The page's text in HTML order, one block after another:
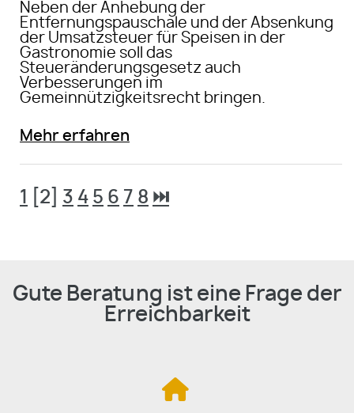
Neben der Anhebung der
Entfernungspauschale und der Absenkung
der Umsatzsteuer für Speisen in der
Gastronomie soll das
Steueränderungsgesetz auch
Verbesserungen im
Gemeinnützigkeitsrecht bringen.
Mehr erfahren
1 [2] 3 4 5 6 7 8 ⏭
Gute Beratung ist eine Frage der
Erreichbarkeit